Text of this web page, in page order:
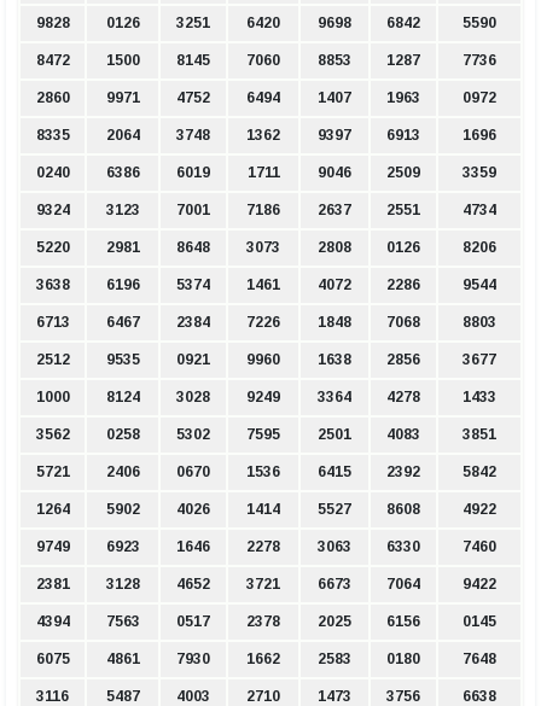
9828 0126 3251 6420 9698 6842 5590
8472 1500 8145 7060 8853 1287 7736
2860 9971 4752 6494 1407 1963 0972
8335 2064 3748 1362 9397 6913 1696
0240 6386 6019 1711 9046 2509 3359
9324 3123 7001 7186 2637 2551 4734
5220 2981 8648 3073 2808 0126 8206
3638 6196 5374 1461 4072 2286 9544
6713 6467 2384 7226 1848 7068 8803
2512 9535 0921 9960 1638 2856 3677
1000 8124 3028 9249 3364 4278 1433
3562 0258 5302 7595 2501 4083 3851
5721 2406 0670 1536 6415 2392 5842
1264 5902 4026 1414 5527 8608 4922
9749 6923 1646 2278 3063 6330 7460
2381 3128 4652 3721 6673 7064 9422
4394 7563 0517 2378 2025 6156 0145
6075 4861 7930 1662 2583 0180 7648
3116 5487 4003 2710 1473 3756 6638